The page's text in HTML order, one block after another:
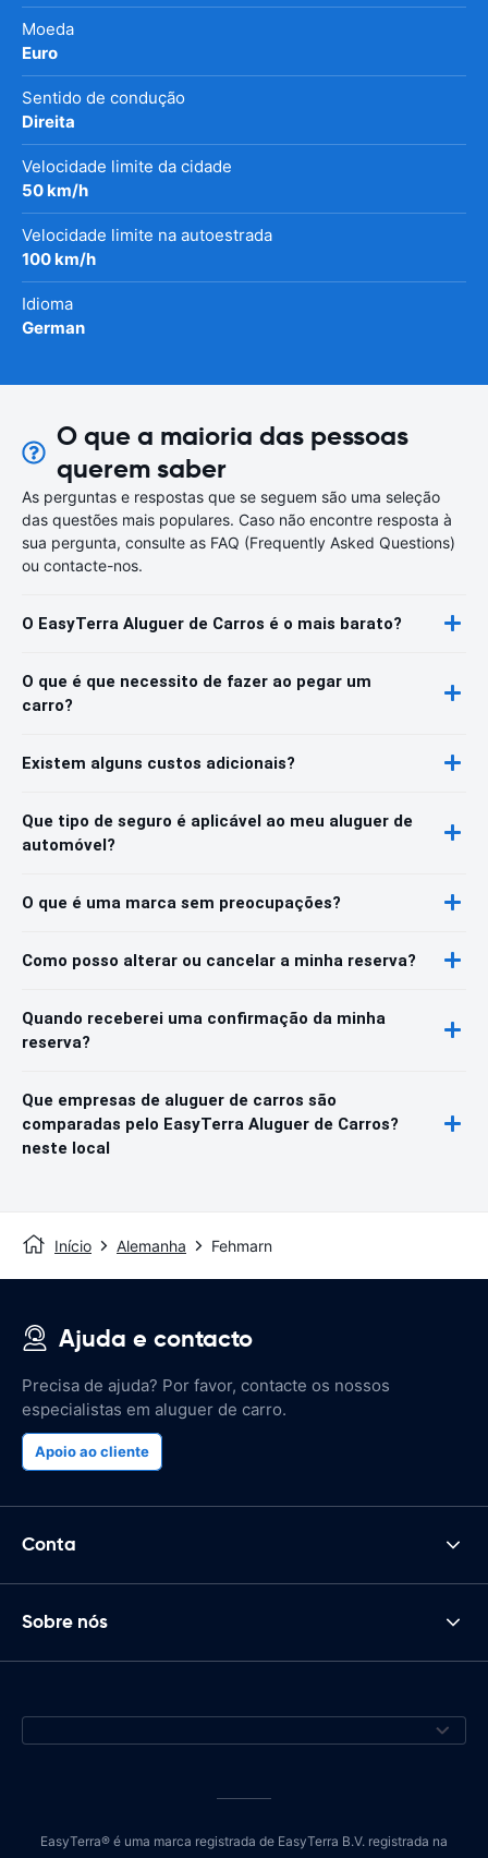
Moeda
Euro
Sentido de condução
Direita
Velocidade limite da cidade
50 km/h
Velocidade limite na autoestrada
100 km/h
Idioma
German
O que a maioria das pessoas
querem saber
As perguntas e respostas que se seguem são uma seleção
das questões mais populares. Caso não encontre resposta à
sua pergunta, consulte as FAQ (Frequently Asked Questions)
ou contacte-nos.
O EasyTerra Aluguer de Carros é o mais barato?
O que é que necessito de fazer ao pegar um
carro?
Existem alguns custos adicionais?
Que tipo de seguro é aplicável ao meu aluguer de
automóvel?
O que é uma marca sem preocupações?
Como posso alterar ou cancelar a minha reserva?
Quando receberei uma confirmação da minha
reserva?
Que empresas de aluguer de carros são
comparadas pelo EasyTerra Aluguer de Carros?
neste local
Início Alemanha Fehmarn
Ajuda e contacto
Precisa de ajuda? Por favor, contacte os nossos
especialistas em aluguer de carro.
Apoio ao cliente
Conta
Sobre nós
EasyTerra® é uma marca registrada de EasyTerra B.V. registrada na